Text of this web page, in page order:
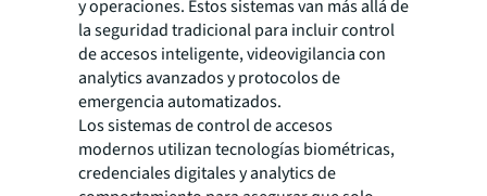
y operaciones. Estos sistemas van más allá de
la seguridad tradicional para incluir control
de accesos inteligente, videovigilancia con
analytics avanzados y protocolos de
emergencia automatizados.
Los sistemas de control de accesos
modernos utilizan tecnologías biométricas,
credenciales digitales y analytics de